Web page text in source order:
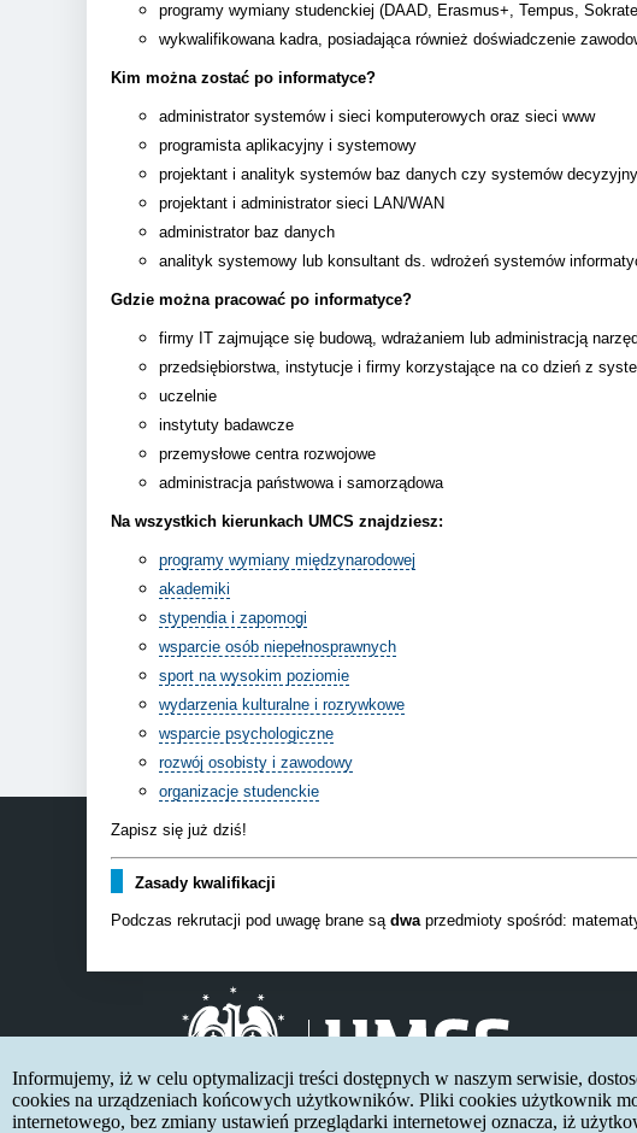
programy wymiany studenckiej (DAAD, Erasmus+, Tempus,
wykwalifikowana kadra, posiadająca również doświadczenie
Kim można zostać po informatyce?
administrator systemów i sieci komputerowych oraz sieci www
programista aplikacyjny i systemowy
projektant i analityk systemów baz danych czy systemów
projektant i administrator sieci LAN/WAN
administrator baz danych
analityk systemowy lub konsultant ds. wdrożeń systemów
Gdzie można pracować po informatyce?
firmy IT zajmujące się budową, wdrażaniem lub administracją
przedsiębiorstwa, instytucje i firmy korzystające na co dzień z
uczelnie
instytuty badawcze
przemysłowe centra rozwojowe
administracja państwowa i samorządowa
Na wszystkich kierunkach UMCS znajdziesz:
programy wymiany międzynarodowej
akademiki
stypendia i zapomogi
wsparcie osób niepełnosprawnych
sport na wysokim poziomie
wydarzenia kulturalne i rozrywkowe
wsparcie psychologiczne
rozwój osobisty i zawodowy
organizacje studenckie
Zapisz się już dziś!
Zasady kwalifikacji
Podczas rekrutacji pod uwagę brane są dwaprzedmioty spośród:
Informujemy, iż w celu optymalizacji treści dostępnych w naszym serwisie,
cookies na urządzeniach końcowych użytkowników. Pliki cookies użytkownik
internetowego, bez zmiany ustawień przeglądarki internetowej oznacza, iż